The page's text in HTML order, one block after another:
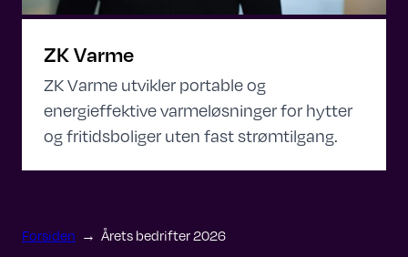
ZK Varme
ZK Varme utvikler portable og
energieffektive varmeløsninger for hytter
og fritidsboliger uten fast strømtilgang.
Forsiden → Årets bedrifter 2026